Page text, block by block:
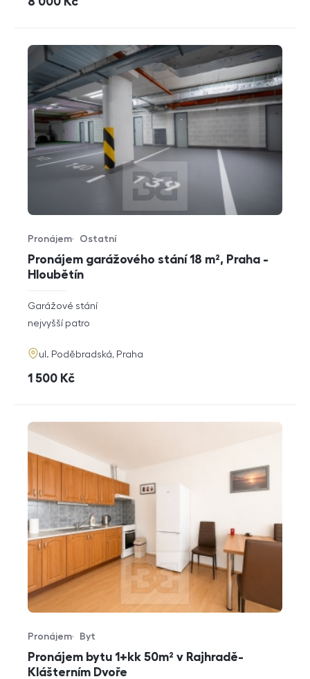
Pronájem garážového stání 18 m², Praha -
Hloubětín
Typ nabídky
Pronájem
Typ nemovitosti
Ostatní
rozměry
dispozice
Garážové stání
funkce
nejvyšší patro
adresa
ul. Poděbradská, Praha
cena
1 500 Kč
Pronájem bytu 1+kk 50m² v Rajhradě-
Klášterním Dvoře
Typ nabídky
Pronájem
Typ nemovitosti
Byt